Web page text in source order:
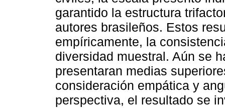
garantido la estructura
autores brasileños. Estos
empíricamente, la
diversidad muestral. Aún se
presentaran medias
consideración empática y
perspectiva, el resultado se